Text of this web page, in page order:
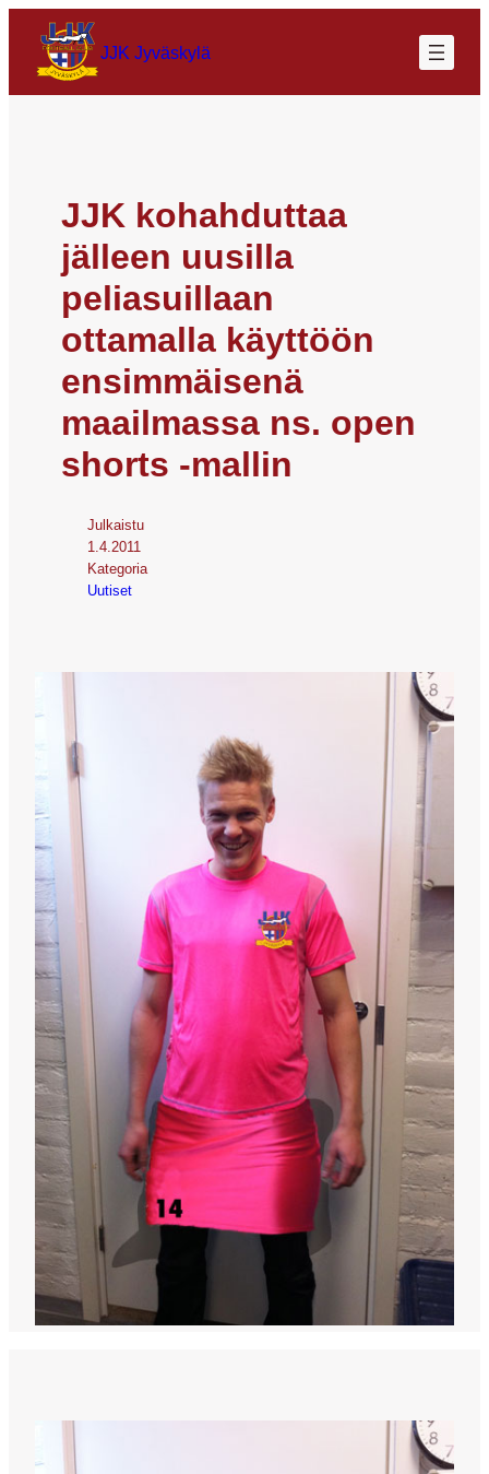
JJK Jyväskylä
JJK kohahduttaa
jälleen uusilla
peliasuillaan
ottamalla käyttöön
ensimmäisenä
maailmassa ns. open
shorts -mallin
Julkaistu
1.4.2011
Kategoria
Uutiset